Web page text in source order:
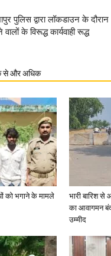
पुलिस द्वारा लॉकडाउन के दौरान
के विरूद्ध कार्यवाही रूद्ध
और अधिक
को भगाने के मामले
भारी बारिश से
का आवागमन
उम्मीद